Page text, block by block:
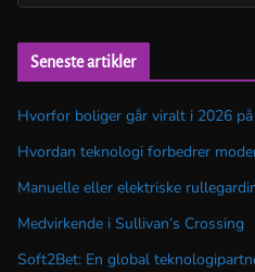
Seneste artikler
Hvorfor boliger går viralt i 2026
Hvordan teknologi forbedrer
Manuelle eller elektriske
Medvirkende i Sullivan’s Crossing
Soft2Bet: En global